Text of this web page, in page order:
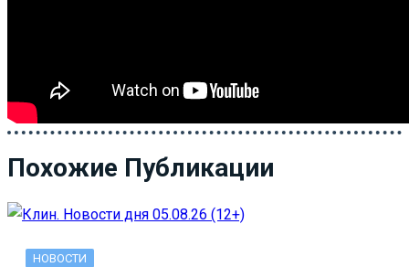
Похожие Публикации
НОВОСТИ